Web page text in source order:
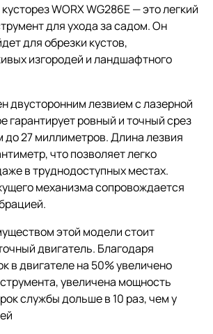
WORX WG286E — это легкий
для ухода за садом. Он
для обрезки кустов,
изгородей и ландшафтного
двусторонним лезвием с лазерной
гарантирует ровный и точный срез
до 27 миллиметров. Длина лезвия
что позволяет легко
в труднодоступных местах.
механизма сопровождается
этой модели стоит
двигатель. Благодаря
в двигателе на 50% увеличено
увеличена мощность
службы дольше в 10 раз, чем у